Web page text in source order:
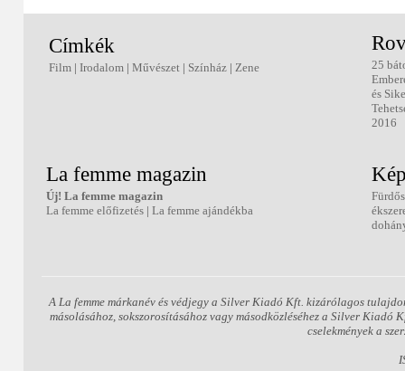
Címkék
Film | Irodalom | Művészet | Színház | Zene
25
és
2016
La femme magazin
Új! La femme magazin
La femme előfizetés | La femme ajándékba
A La femme márkanév és védjegy a Silver Kiadó Kft. kizárólagos
másolásához, sokszorosításához vagy másodközléséhez a Silver
cselekmények a